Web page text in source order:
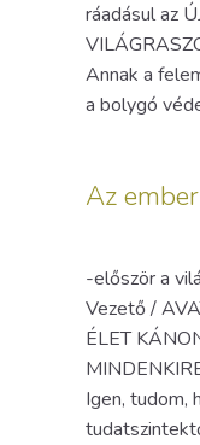
ráadásul az
Annak a
a bolygó
Az
-először a
Vezető /
ÉLET
Igen, tudom,